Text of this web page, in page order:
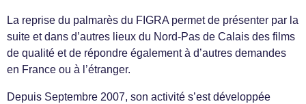
La reprise du palmarès du FIGRA permet de présenter par la
suite et dans d’autres lieux du Nord-Pas de Calais des films
de qualité et de répondre également à d’autres demandes
en France ou à l’étranger.
Depuis Septembre 2007, son activité s’est développée